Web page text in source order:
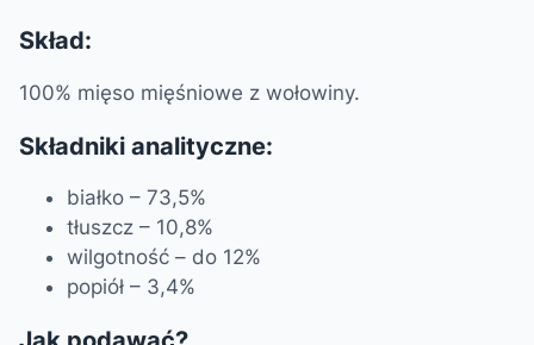
Skład:
100% mięso mięśniowe z wołowiny.
Składniki analityczne:
białko – 73,5%
tłuszcz – 10,8%
wilgotność – do 12%
popiół – 3,4%